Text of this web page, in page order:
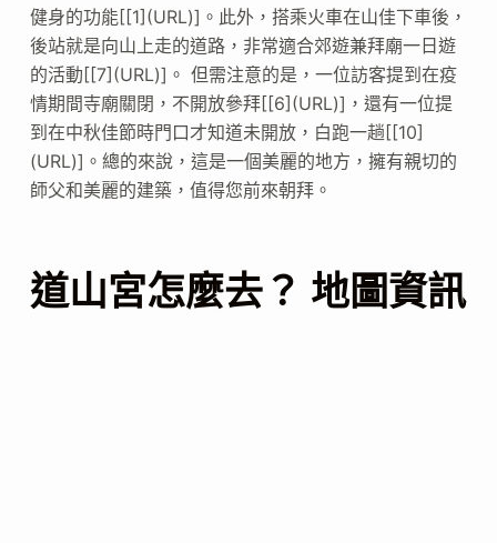
健身的功能[[1](URL)]。此外，搭乘火車在山佳下車後，
後站就是向山上走的道路，非常適合郊遊兼拜廟一日遊
的活動[[7](URL)]。 但需注意的是，一位訪客提到在疫
情期間寺廟關閉，不開放參拜[[6](URL)]，還有一位提
到在中秋佳節時門口才知道未開放，白跑一趟[[10]
(URL)]。總的來說，這是一個美麗的地方，擁有親切的
師父和美麗的建築，值得您前來朝拜。
道山宮怎麼去？ 地圖資訊